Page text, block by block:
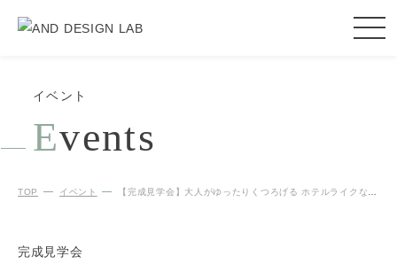
イベント
Events
TOP イベント 【完成見学会】大人がゆったりくつろげる ホテルライクな暮らし
完成見学会